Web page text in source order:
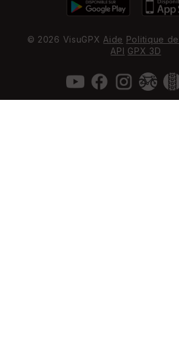
© 2026 VisuGPX Aide Politique
API GPX 3D